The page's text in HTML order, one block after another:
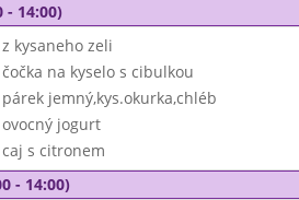
- 14:00)
z kysaneho zeli
čočka na kyselo s cibulkou
párek jemný,kys.okurka,chléb
ovocný jogurt
caj s citronem
- 14:00)